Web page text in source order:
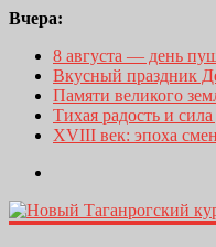
Вчера:
8 августа — день
Вкусный праздник
Памяти великого
Тихая радость и
XVIII век: эпоха